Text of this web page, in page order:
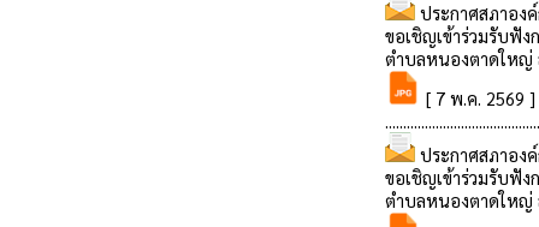
ประกาศสภาอง
ขอเชิญเข้าร่วมรับฟัง
ตำบลหนองตาดใหญ่
[ 7 พ.ค. 2569 ]
ประกาศสภาอง
ขอเชิญเข้าร่วมรับฟัง
ตำบลหนองตาดใหญ่